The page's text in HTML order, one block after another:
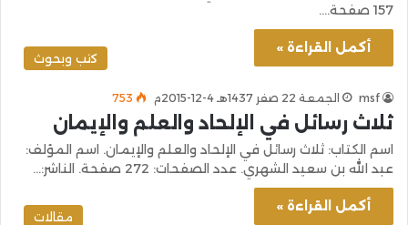
157 صفحة.…
أكمل القراءة »
كتب وبحوث
msf الجمعة 22 صفر 1437هـ 4-12-2015م 753
ثلاث رسائل في الإلحاد والعلم والإيمان
اسم الكتاب: ثلاث رسائل في الإلحاد والعلم والإيمان. اسم المؤلف:
عبد الله بن سعيد الشهري. عدد الصفحات: 272 صفحة. الناشر:…
أكمل القراءة »
مقالات